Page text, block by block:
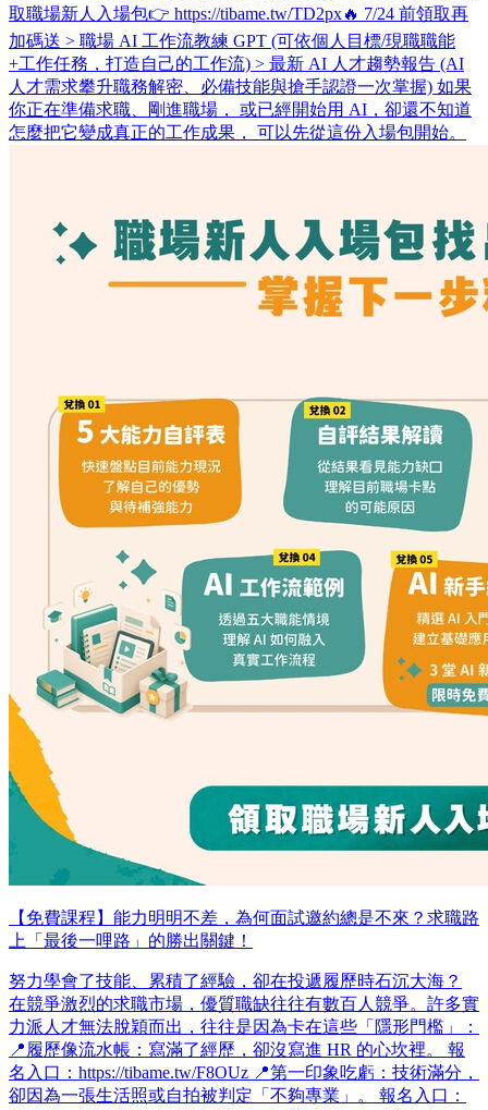
取職場新人入場包👉 https://tibame.tw/TD2px ​ 🔥 7/24 前領取再
加碼送 > 職場 AI 工作流教練 GPT (可依個人目標/現職職能
+工作任務，打造自己的工作流) > 最新 AI 人才趨勢報告 (AI
人才需求攀升職務解密、必備技能與搶手認證一次掌握) 如果
你正在準備求職、剛進職場， 或已經開始用 AI，卻還不知道
怎麼把它變成真正的工作成果， 可以先從這份入場包開始。 ​
【免費課程】能力明明不差，為何面試邀約總是不來？求職路
上「最後一哩路」的勝出關鍵！
努力學會了技能、累積了經驗，卻在投遞履歷時石沉大海？
在競爭激烈的求職市場，優質職缺往往有數百人競爭。許多實
力派人才無法脫穎而出，往往是因為卡在這些「隱形門檻」：
📍履歷像流水帳：寫滿了經歷，卻沒寫進 HR 的心坎裡。 報
名入口：https://tibame.tw/F8OUz 📍第一印象吃虧：技術滿分，
卻因為一張生活照或自拍被判定「不夠專業」。 報名入口：